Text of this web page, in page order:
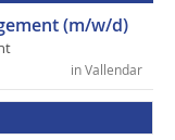
(m/w/d)
in Vallendar